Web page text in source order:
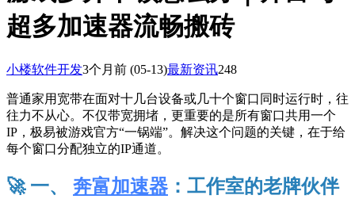
超多加速器流畅搬砖
小楼软件开发3个月前 (05-13)最新资讯248
普通家用宽带在面对十几台设备或几十个窗口同时运行时，往
往力不从心。不仅带宽拥堵，更重要的是所有窗口共用一个
IP，极易被游戏官方“一锅端”。解决这个问题的关键，在于给
每个窗口分配独立的IP通道。
🚀 一、 奔富加速器 ：工作室的老牌伙伴